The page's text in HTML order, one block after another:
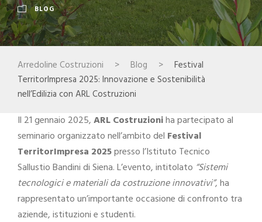
BLOG
Arredoline Costruzioni > Blog >
Festival
TerritorImpresa 2025: Innovazione e Sostenibilità
nell’Edilizia con ARL Costruzioni
Il 21 gennaio 2025,ARL Costruzioniha partecipato al
seminario organizzato nell’ambito del Festival
TerritorImpresa 2025presso l’Istituto Tecnico
Sallustio Bandini di Siena. L’evento, intitolato “Sistemi
tecnologici e materiali da costruzione innovativi”, ha
rappresentato un’importante occasione di confronto tra
aziende, istituzioni e studenti.